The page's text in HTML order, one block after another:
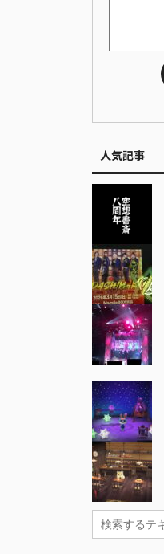
人気記事